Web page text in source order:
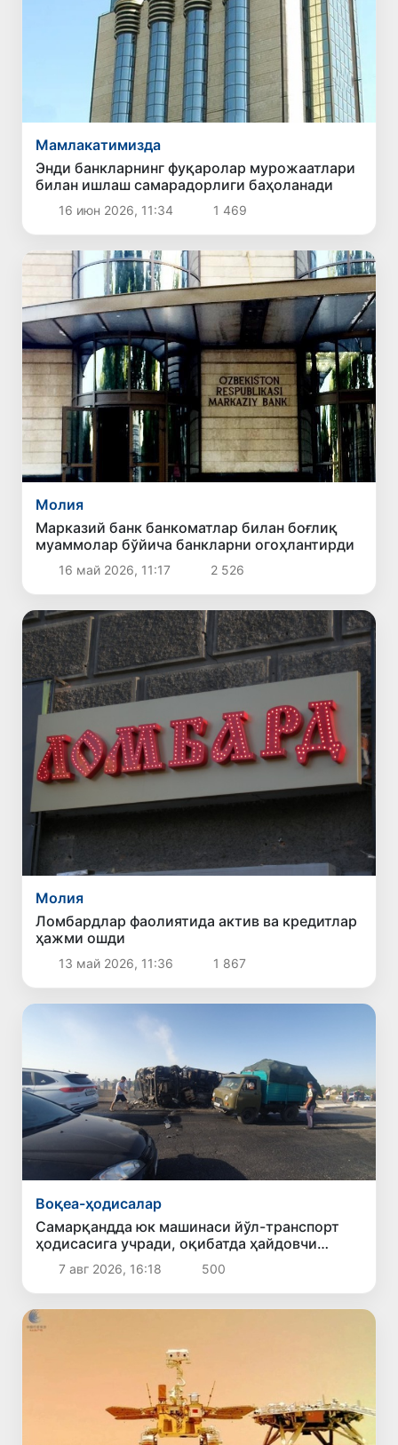
Мамлакатимизда
Энди банкларнинг фуқаролар мурожаатлари
билан ишлаш самарадорлиги баҳоланади
16 июн 2026, 11:34 1 469
Молия
Марказий банк банкоматлар билан боғлиқ
муаммолар бўйича банкларни огоҳлантирди
16 май 2026, 11:17 2 526
Молия
Ломбардлар фаолиятида актив ва кредитлар
ҳажми ошди
13 май 2026, 11:36 1 867
Воқеа-ҳодисалар
Самарқандда юк машинаси йўл-транспорт
ҳодисасига учради, оқибатда ҳайдовчи
ҳалок бўлди
7 авг 2026, 16:18 500